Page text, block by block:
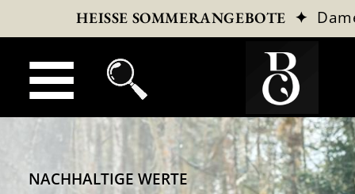
HEISSE SOMMERANGEBOTE ✦
NACHHALTIGE WERTE